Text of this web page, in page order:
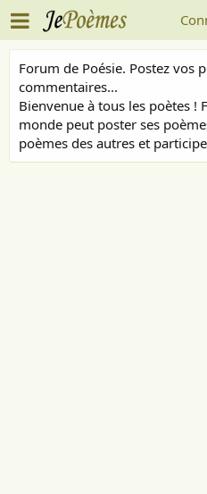
Forum de Poésie. Postez vos
commentaires...
Bienvenue à tous les poètes !
monde peut poster ses
poèmes des autres et